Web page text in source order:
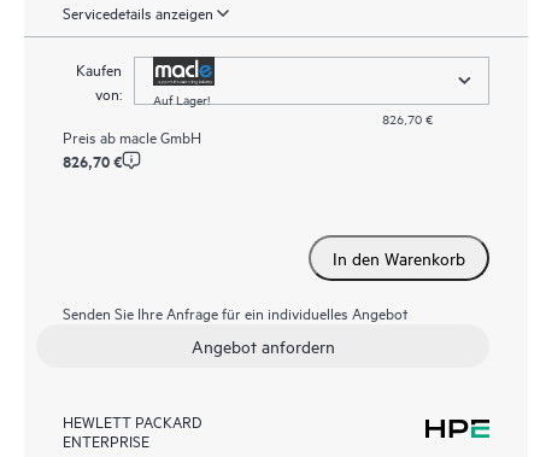
Servicedetails anzeigen
Kaufen
von:
Auf Lager!
826,70 €
Preis ab macle GmbH
826,70 €
In den Warenkorb
Senden Sie Ihre Anfrage für ein individuelles Angebot
Angebot anfordern
HEWLETT PACKARD
ENTERPRISE